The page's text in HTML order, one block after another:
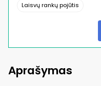
Laisvų rankų pojūtis
Aprašymas